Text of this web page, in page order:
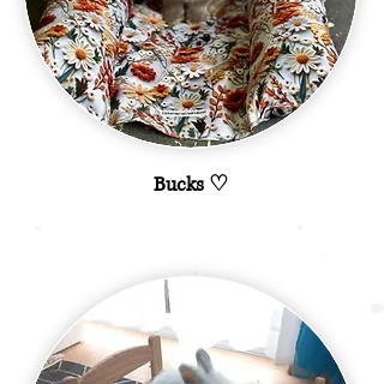
Bucks ♡